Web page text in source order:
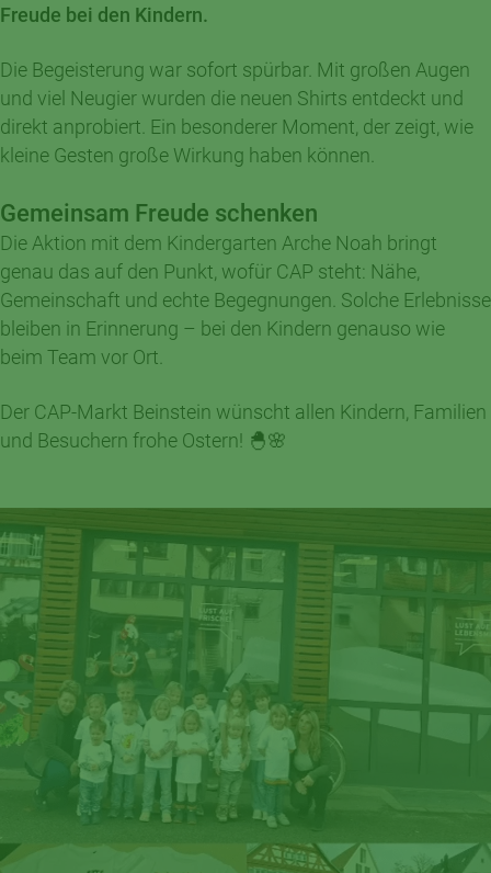
Freude bei den Kindern.
Die Begeisterung war sofort spürbar. Mit großen Augen
und viel Neugier wurden die neuen Shirts entdeckt und
direkt anprobiert. Ein besonderer Moment, der zeigt, wie
kleine Gesten große Wirkung haben können.
Gemeinsam Freude schenken
Die Aktion mit dem Kindergarten Arche Noah bringt
genau das auf den Punkt, wofür CAP steht: Nähe,
Gemeinschaft und echte Begegnungen. Solche Erlebnisse
bleiben in Erinnerung – bei den Kindern genauso wie
beim Team vor Ort.
Der CAP-Markt Beinstein wünscht allen Kindern, Familien
und Besuchern frohe Ostern! 🐣🌸